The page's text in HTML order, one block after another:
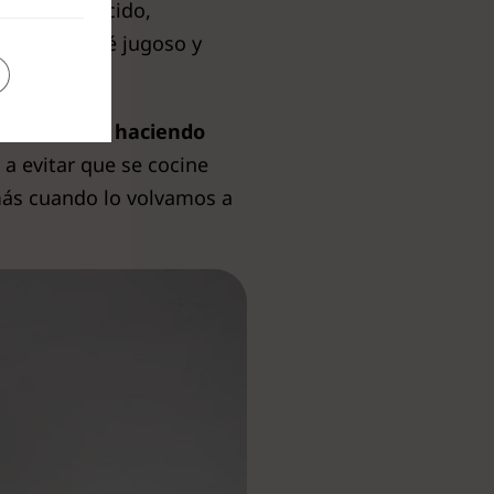
. Una vez cocido,
el pollo esté jugoso y
la carne, haciendo
evitar que se cocine
cuando lo volvamos a